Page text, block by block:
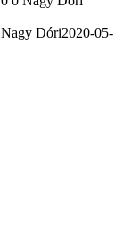
Nagy Dóri2020-05-